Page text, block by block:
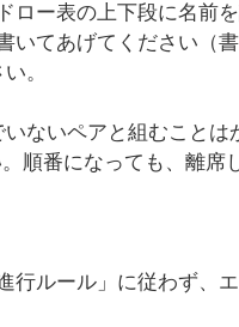
ー表の上下段に名前を
てあげてください（書
。
ないペアと組むことは
順番になっても、離席
行ルール」に従わず